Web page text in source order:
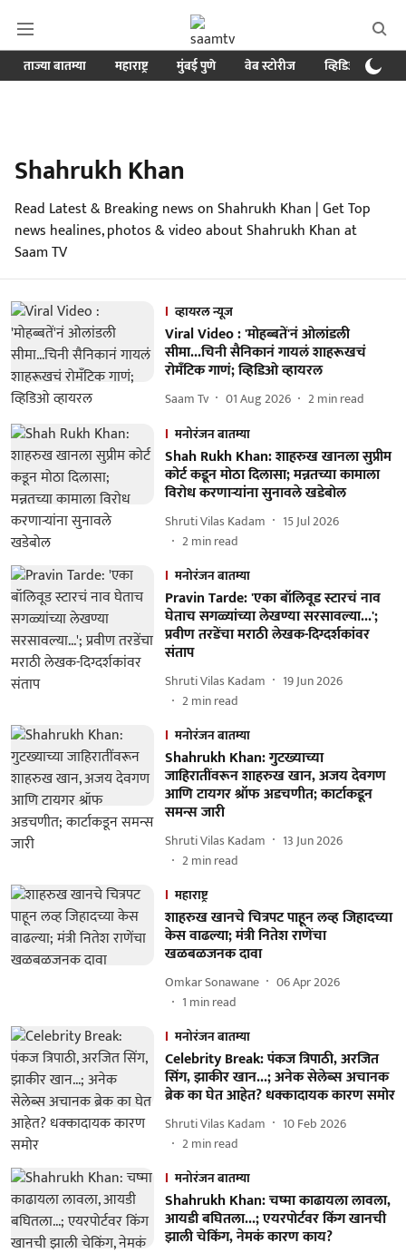
ताज्या बातम्या महाराष्ट्र मुंबई पुणे वेब स्टोरीज व्हिडिओ
Shahrukh Khan
Read Latest & Breaking news on Shahrukh Khan | Get Top
news healines, photos & video about Shahrukh Khan at
Saam TV
व्हायरल न्यूज
Viral Video : 'मोहब्बतें'नं ओलांडली
सीमा...चिनी सैनिकानं गायलं शाहरूखचं
रोमँटिक गाणं; व्हिडिओ व्हायरल
Saam Tv 01 Aug 2026 2min read
मनोरंजन बातम्या
Shah Rukh Khan: शाहरुख खानला सुप्रीम
कोर्ट कडून मोठा दिलासा; मन्नतच्या कामाला
विरोध करणाऱ्यांना सुनावले खडेबोल
Shruti Vilas Kadam
15 Jul 2026
2min read
मनोरंजन बातम्या
Pravin Tarde: 'एका बॉलिवूड स्टारचं नाव
घेताच सगळ्यांच्या लेखण्या सरसावल्या...';
प्रवीण तरडेंचा मराठी लेखक-दिग्दर्शकांवर
संताप
Shruti Vilas Kadam
19 Jun 2026
2min read
मनोरंजन बातम्या
Shahrukh Khan: गुटख्याच्या
जाहिरातींवरून शाहरुख खान, अजय देवगण
आणि टायगर श्रॉफ अडचणीत; कार्टाकडून
समन्स जारी
Shruti Vilas Kadam
13 Jun 2026
2min read
महाराष्ट्र
शाहरुख खानचे चित्रपट पाहून लव्ह जिहादच्या
केस वाढल्या; मंत्री नितेश राणेंचा
खळबळजनक दावा
Omkar Sonawane
06 Apr 2026
1 min read
मनोरंजन बातम्या
Celebrity Break: पंकज त्रिपाठी, अरजित
सिंग, झाकीर खान...; अनेक सेलेब्स अचानक
ब्रेक का घेत आहेत? धक्कादायक कारण समोर
Shruti Vilas Kadam
10 Feb 2026
2min read
मनोरंजन बातम्या
Shahrukh Khan: चष्मा काढायला लावला,
आयडी बघितला...; एयरपोर्टवर किंग खानची
झाली चेकिंग, नेमकं कारण काय?